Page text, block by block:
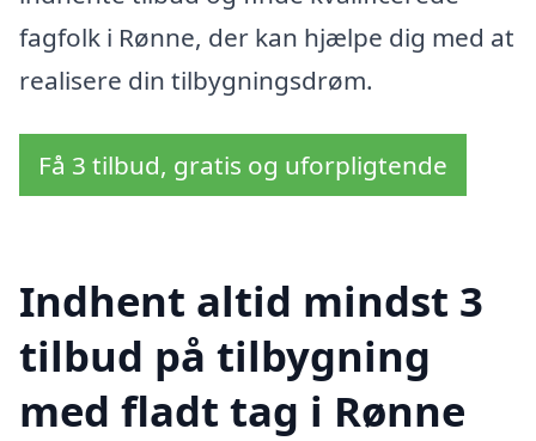
fagfolk i Rønne, der kan hjælpe dig med at
realisere din tilbygningsdrøm.
Få 3 tilbud, gratis og uforpligtende
Indhent altid mindst 3
tilbud på tilbygning
med fladt tag i Rønne